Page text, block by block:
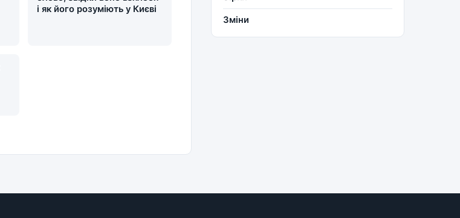
і як його розуміють у Києві
Зміни